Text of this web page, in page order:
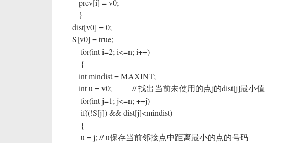
prev[i] = v0;
}
dist[v0] = 0;
S[v0] = true;
for(int i=2; i<=n; i++)
{
int mindist = MAXINT;
int u = v0; // 找出当前未使用的点j的dist[j]最小值
for(int j=1; j<=n; ++j)
if((!S[j]) && dist[j]<mindist)
{
u = j; // u保存当前邻接点中距离最小的点的号码